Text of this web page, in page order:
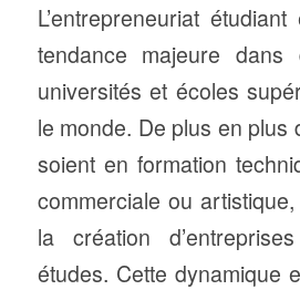
L’entrepreneuriat
tendance majeure dans
universités et écoles
le monde. De plus en plus
soient en formation
commerciale ou
la création
études. Cette dynamique